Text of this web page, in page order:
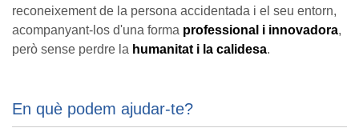
reconeixement de la persona accidentada i el seu entorn,
acompanyant-los d'una forma professional i innovadora,
però sense perdre la humanitat i la calidesa.
En què podem ajudar-te?